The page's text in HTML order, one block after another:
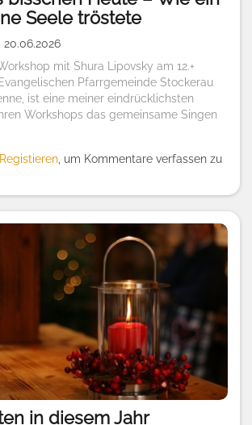
Seele tröstete
20.06.2026
mit Shura Lipovsky am 12.+
Pfarrgemeinde Stockerau
ist eine meiner eindrücklichsten
Workshops das gemeinsame Singen
Registieren, um Kommentare verfassen zu
in diesem Jahr